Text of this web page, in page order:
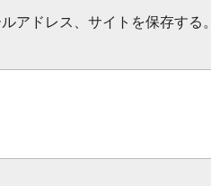
アドレス、サイトを保存する。